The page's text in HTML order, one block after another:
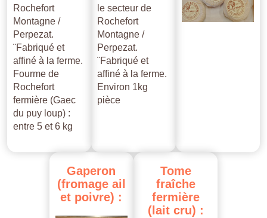
Rochefort
Montagne /
Perpezat.
¨Fabriqué et
affiné à la ferme.
Fourme de
Rochefort
fermière (Gaec
du puy loup) :
entre 5 et 6 kg
le secteur de
Rochefort
Montagne /
Perpezat.
¨Fabriqué et
affiné à la ferme.
Environ 1kg
pièce
Gaperon
(fromage ail
et poivre) :
Tome
fraîche
fermière
(lait cru) :